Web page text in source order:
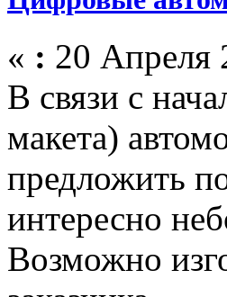
« : 20 Апреля
В связи с
макета)
предложить
интересно
Возможно